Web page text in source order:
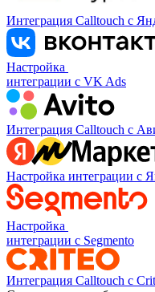
Интеграция Calltouch с
Настройка
интеграции с VK Ads
Интеграция Calltouch с
Настройка интеграции с
Настройка
интеграции с Segmento
Интеграция Calltouch с